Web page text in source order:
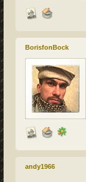
BorisfonBock
andy1966